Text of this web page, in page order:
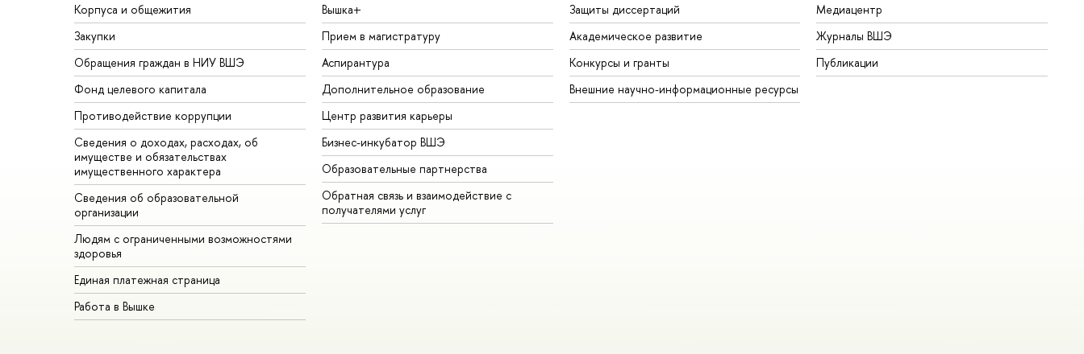
Корпуса и общежития
Закупки
Обращения граждан в НИУ ВШЭ
Фонд целевого капитала
Противодействие коррупции
Сведения о доходах, расходах, об
имуществе и обязательствах
имущественного характера
Сведения об образовательной
организации
Людям с ограниченными возможностями
здоровья
Единая платежная страница
Работа в Вышке
Вышка+
Прием в магистратуру
Аспирантура
Дополнительное образование
Центр развития карьеры
Бизнес-инкубатор ВШЭ
Образовательные партнерства
Обратная связь и взаимодействие с
получателями услуг
Защиты диссертаций
Академическое развитие
Конкурсы и гранты
Внешние научно-информационные ресурсы
Медиацентр
Журналы ВШЭ
Публикации